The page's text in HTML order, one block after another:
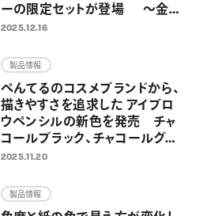
ーの限定セットが登場 ～金属
製の替芯ケースとホルダー式消
～
2025.12.16
製品情報
ぺんてるのコスメブランドから、
描きやすさを追求した アイブロ
ウペンシルの新色を発売 チャ
コールブラック、チャコールグレ
ーの2色を追加し、全5色展開に
2025.11.20
製品情報